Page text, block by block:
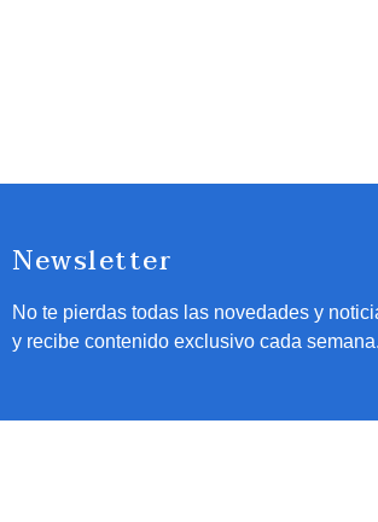
Newsletter
No te pierdas todas las novedades y
y recibe contenido exclusivo cada semana.